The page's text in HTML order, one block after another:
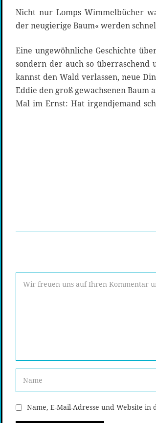
Nicht nur Lomps Wimmelbücher
der neugierige Baum« werden
Eine ungewöhnliche Geschichte
sondern der auch so
kannst den Wald verlassen, neue
Eddie den groß gewachsenen Baum
Mal im Ernst: Hat irgendjemand
Name, E-Mail-Adresse und Website